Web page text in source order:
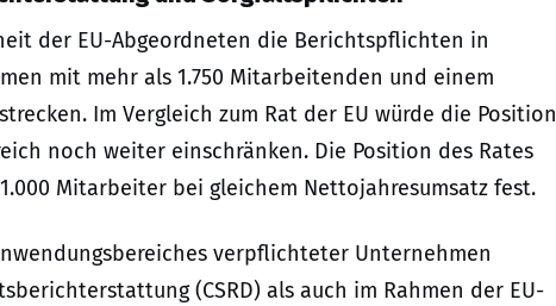
der EU-Abgeordneten die Berichtspflichten in
mit mehr als 1.750 Mitarbeitenden und einem
Im Vergleich zum Rat der EU würde die Position
noch weiter einschränken. Die Position des Rates
Mitarbeiter bei gleichem Nettojahresumsatz fest.
verpflichteter Unternehmen
(CSRD) als auch im Rahmen der EU-